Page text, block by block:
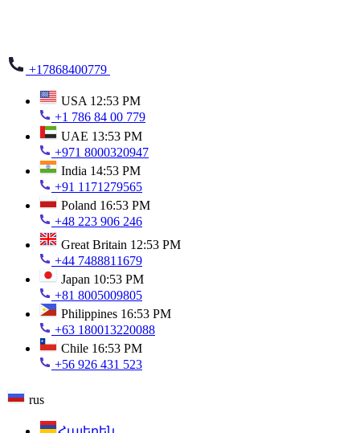
+17868400779
USA 12:53 PM
+1 786 84 00 779
UAE 13:53 PM
+971 8000320947
India 14:53 PM
+91 1171279565
Poland 16:53 PM
+48 223 906 246
Great Britain 12:53 PM
+44 7488811679
Japan 10:53 PM
+81 8005009805
Philippines 16:53 PM
+63 180013220088
Chile 16:53 PM
+56 926 431 523
rus